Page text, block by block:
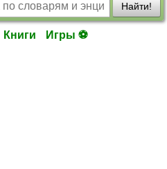
Найти!
Книги Игры ⚽